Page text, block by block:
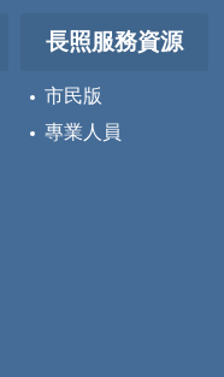
長照服務資源
市民版
專業人員